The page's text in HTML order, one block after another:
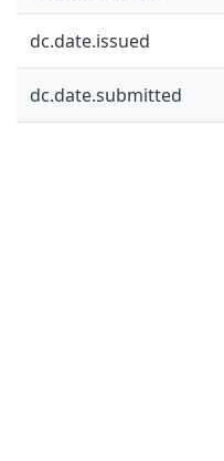
dc.date.issued
dc.date.submitted